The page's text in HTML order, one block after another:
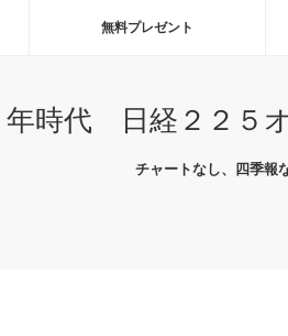
無料プレゼント
年時代 日経２２５
チャートなし、四季報